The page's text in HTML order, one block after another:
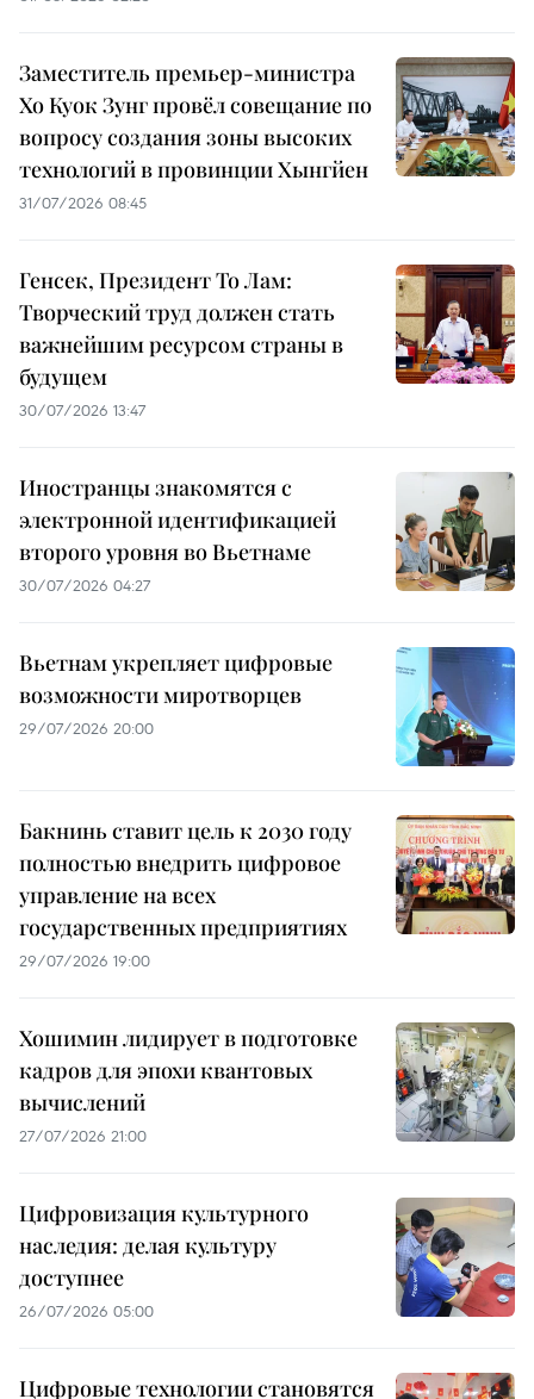
Заместитель премьер-министра
Хо Куок Зунг провёл совещание по
вопросу создания зоны высоких
технологий в провинции Хынгйен
31/07/2026 08:45
Генсек, Президент То Лам:
Творческий труд должен стать
важнейшим ресурсом страны в
будущем
30/07/2026 13:47
Иностранцы знакомятся с
электронной идентификацией
второго уровня во Вьетнаме
30/07/2026 04:27
Вьетнам укрепляет цифровые
возможности миротворцев
29/07/2026 20:00
Бакнинь ставит цель к 2030 году
полностью внедрить цифровое
управление на всех
государственных предприятиях
29/07/2026 19:00
Хошимин лидирует в подготовке
кадров для эпохи квантовых
вычислений
27/07/2026 21:00
Цифровизация культурного
наследия: делая культуру
доступнее
26/07/2026 05:00
Цифровые технологии становятся